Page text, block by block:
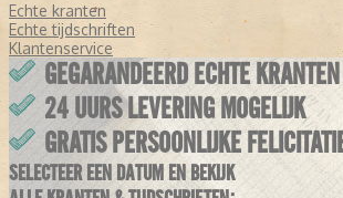
Echte kranten
Echte tijdschriften
Klantenservice
GEGARANDEERD ECHTE KRANTEN
24 UURS LEVERING MOGELIJK
GRATIS PERSOONLIJKE
SELECTEER EEN DATUM EN BEKIJK